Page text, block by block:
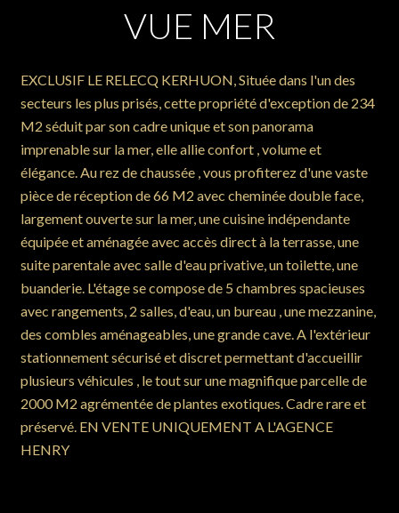
VUE MER
EXCLUSIF LE RELECQ KERHUON, Située dans l'un des
secteurs les plus prisés, cette propriété d'exception de 234
M2 séduit par son cadre unique et son panorama
imprenable sur la mer, elle allie confort , volume et
élégance. Au rez de chaussée , vous profiterez d'une vaste
pièce de réception de 66 M2 avec cheminée double face,
largement ouverte sur la mer, une cuisine indépendante
équipée et aménagée avec accès direct à la terrasse, une
suite parentale avec salle d'eau privative, un toilette, une
buanderie. L'étage se compose de 5 chambres spacieuses
avec rangements, 2 salles, d'eau, un bureau , une mezzanine,
des combles aménageables, une grande cave. A l'extérieur
stationnement sécurisé et discret permettant d'accueillir
plusieurs véhicules , le tout sur une magnifique parcelle de
2000 M2 agrémentée de plantes exotiques. Cadre rare et
préservé. EN VENTE UNIQUEMENT A L'AGENCE
HENRY